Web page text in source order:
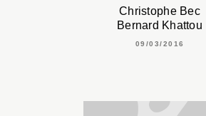
Christophe Bec
Bernard Khattou
09/03/2016